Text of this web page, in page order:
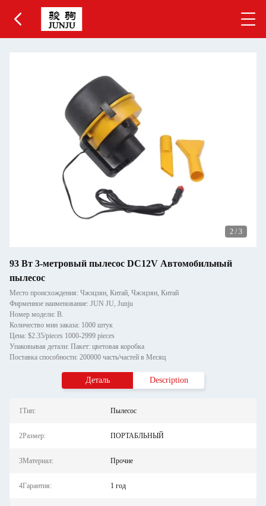
2 / 3
93 Вт 3-метровый пылесос DC12V Автомобильный
пылесос
Место происхождения: Чжэцзян, Китай, Чжэцзян, Китай
Фирменное наименование: JUN JU, Junju
Номер модели: В.
Количество мин заказа: 1000 штук
Цена: $2.35/pieces 1000-2999 pieces
Упаковывая детали: Пакет: цветовая коробка
Поставка способности: 200000 часть/частей в Месяц
Деталь Description
1Тип: Пылесос
2Размер: ПОРТАБЛЬНЫЙ
3Материал: Прочие
4Гарантия: 1 год